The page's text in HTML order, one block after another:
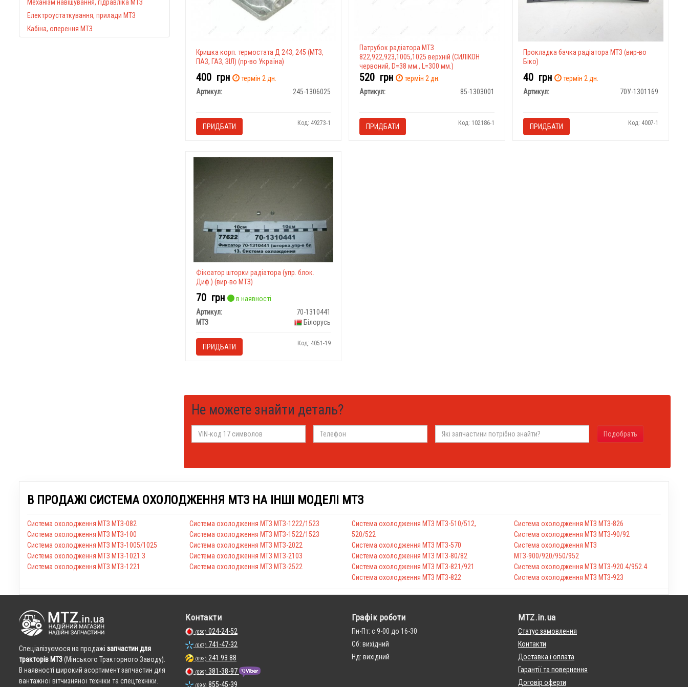
Механізм навішування, гідравліка МТЗ
Електроустаткування, прилади МТЗ
Кабіна, оперення МТЗ
Кришка корп. термостата Д 243, 245 (МТЗ,
ПАЗ, ГАЗ, ЗІЛ) (пр-во Україна)
400 грн
термін 2 дн.
Артикул:
245-1306025
ПРИДБАТИ Код: 49273-1
Патрубок радіатора МТЗ
822,922,923,1005,1025 верхній (СИЛІКОН
червоний, D=38 мм., L=300 мм.)
520 грн
термін 2 дн.
Артикул:
85-1303001
ПРИДБАТИ Код: 102186-1
Прокладка бачка радіатора МТЗ (вир-во
Біко)
40 грн
термін 2 дн.
Артикул:
70У-1301169
ПРИДБАТИ Код: 4007-1
Фіксатор шторки радіатора (упр. блок.
Диф.) (вир-во МТЗ)
70 грн
в наявності
Артикул:
70-1310441
МТЗ
Білорусь
ПРИДБАТИ Код: 4051-19
Не можете знайти деталь?
Подобрать
В ПРОДАЖІ СИСТЕМА ОХОЛОДЖЕННЯ МТЗ НА ІНШІ МОДЕЛІ МТЗ
Система охолодження МТЗ МТЗ-082
Система охолодження МТЗ МТЗ-100
Система охолодження МТЗ МТЗ-1005/1025
Система охолодження МТЗ МТЗ-1021.3
Система охолодження МТЗ МТЗ-1221
Система охолодження МТЗ МТЗ-1222/1523
Система охолодження МТЗ МТЗ-1522/1523
Система охолодження МТЗ МТЗ-2022
Система охолодження МТЗ МТЗ-2103
Система охолодження МТЗ МТЗ-2522
Система охолодження МТЗ МТЗ-510/512,
520/522
Система охолодження МТЗ МТЗ-570
Система охолодження МТЗ МТЗ-80/82
Система охолодження МТЗ МТЗ-821/921
Система охолодження МТЗ МТЗ-822
Система охолодження МТЗ МТЗ-826
Система охолодження МТЗ МТЗ-90/92
Система охолодження МТЗ
МТЗ-900/920/950/952
Система охолодження МТЗ МТЗ-920.4/952.4
Система охолодження МТЗ МТЗ-923
Cпеціалізуємося на продажі запчастин для
тракторів МТЗ(Мінського Тракторного Заводу).
В наявності широкий асортимент запчастин для
вантажної вітчизняної техніки та спецтехніки.
Контакти
(050) 024-24-52
(067) 741-47-32
(093) 241 93 88
(099) 381-38-97
(096) 855-45-39
Графік роботи
Пн-Пт: с 9-00 до 16-30
Сб: вихідний
Нд: вихідний
MTZ.in.ua
Статус замовлення
Контакти
Доставка і оплата
Гарантії та повернення
Договір оферти